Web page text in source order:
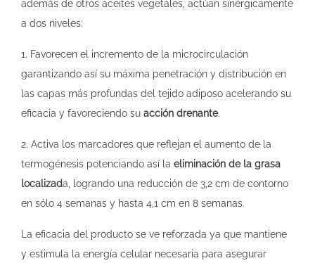
además de otros aceites vegetales, actúan sinérgicamente
a dos niveles:
1. Favorecen el incremento de la microcirculación
garantizando así su máxima penetración y distribución en
las capas más profundas del tejido adiposo acelerando su
eficacia y favoreciendo su acción drenante.
2. Activa los marcadores que reflejan el aumento de la
termogénesis potenciando así la eliminación de la grasa
localizada, logrando una reducción de 3,2 cm de contorno
en sólo 4 semanas y hasta 4,1 cm en 8 semanas.
La eficacia del producto se ve reforzada ya que mantiene
y estimula la energía celular necesaria para asegurar